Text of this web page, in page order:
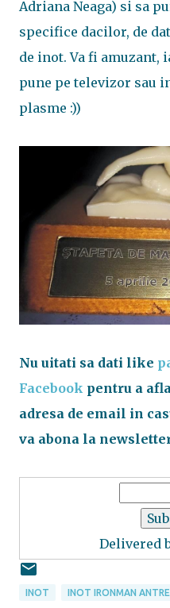
Adriana Neaga) si sa
specifice dacilor, de
de inot. Va fi amuzant,
pune pe televizor sau
plasme :))
Nu uitati sa dati like
Facebook pentru a
adresa de email in
va abona la
Delivered
INOT INOT IRONMAN